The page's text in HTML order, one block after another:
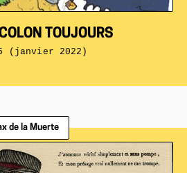
TOUJOURS
(janvier 2022)
de la Muerte